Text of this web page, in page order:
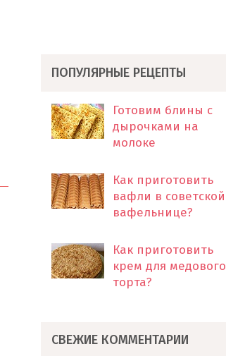
ПОПУЛЯРНЫЕ РЕЦЕПТЫ
Готовим блины с
дырочками на
молоке
Как приготовить
вафли в советской
вафельнице?
Как приготовить
крем для медового
торта?
СВЕЖИЕ КОММЕНТАРИИ